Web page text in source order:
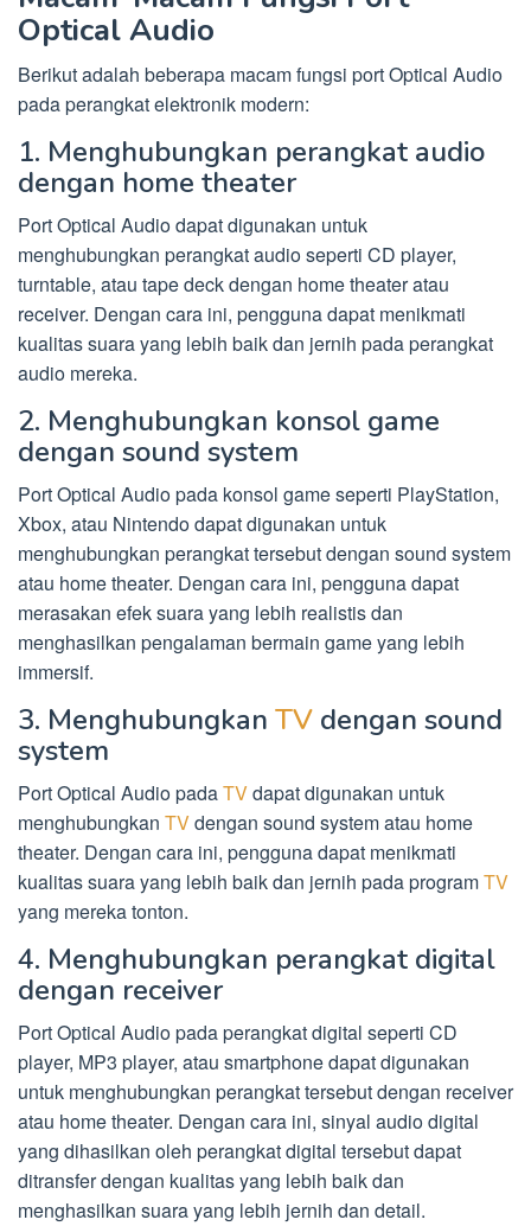
Optical Audio
Berikut adalah beberapa macam fungsi port Optical Audio
pada perangkat elektronik modern:
1. Menghubungkan perangkat audio
dengan home theater
Port Optical Audio dapat digunakan untuk
menghubungkan perangkat audio seperti CD player,
turntable, atau tape deck dengan home theater atau
receiver. Dengan cara ini, pengguna dapat menikmati
kualitas suara yang lebih baik dan jernih pada perangkat
audio mereka.
2. Menghubungkan konsol game
dengan sound system
Port Optical Audio pada konsol game seperti PlayStation,
Xbox, atau Nintendo dapat digunakan untuk
menghubungkan perangkat tersebut dengan sound system
atau home theater. Dengan cara ini, pengguna dapat
merasakan efek suara yang lebih realistis dan
menghasilkan pengalaman bermain game yang lebih
immersif.
3. Menghubungkan TV dengan sound
system
Port Optical Audio padaTVdapat digunakan untuk
menghubungkan TVdengan sound system atau home
theater. Dengan cara ini, pengguna dapat menikmati
kualitas suara yang lebih baik dan jernih pada programTV
yang mereka tonton.
4. Menghubungkan perangkat digital
dengan receiver
Port Optical Audio pada perangkat digital seperti CD
player, MP3 player, atau smartphone dapat digunakan
untuk menghubungkan perangkat tersebut dengan receiver
atau home theater. Dengan cara ini, sinyal audio digital
yang dihasilkan oleh perangkat digital tersebut dapat
ditransfer dengan kualitas yang lebih baik dan
menghasilkan suara yang lebih jernih dan detail.